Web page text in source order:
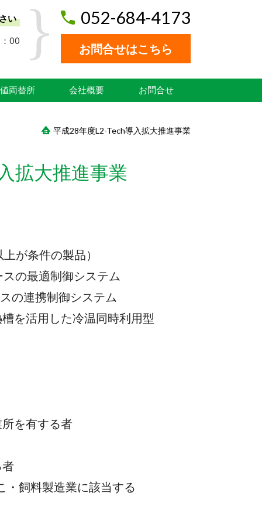
い
00
052-684-4173
お問合せはこちら
両替所 会社概要 お問合せ
平成28年度L2-Tech導入拡大推進事業
拡大推進事業
条件の製品）
の最適制御システム
の連携制御システム
を活用した冷温同時利用型
を有する者
料製造業に該当する